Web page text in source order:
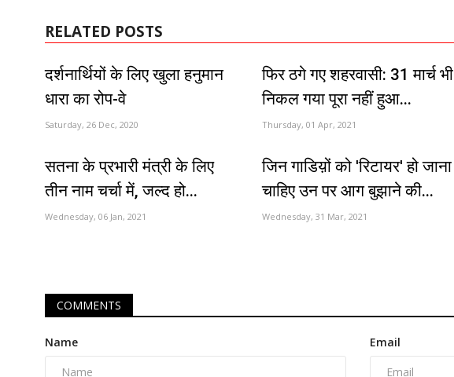
RELATED POSTS
दर्शनार्थियों के लिए खुला हनुमान
धारा का रोप-वे
Saturday, 26 Dec, 2020
फिर ठगे गए शहरवासी: 31 मार्च भी
निकल गया पूरा नहीं हुआ...
Thursday, 01 Apr, 2021
सतना के प्रभारी मंत्री के लिए
तीन नाम चर्चा में, जल्द हो...
Wednesday, 06 Jan, 2021
जिन गाडिय़ों को 'रिटायर' हो जाना
चाहिए उन पर आग बुझाने की...
Wednesday, 31 Mar, 2021
COMMENTS
Name Email